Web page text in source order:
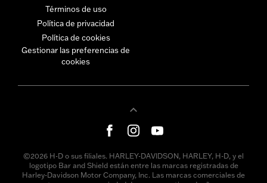
Términos de uso
Política de privacidad
Política de cookies
Gestionar las preferencias de
cookies
©2026 H-D o sus filiales. HARLEY-DAVIDSON, HARLEY, H-D, y el
logotipo Bar and Shield están entre las marcas registradas de
Harley-Davidson Motor Company, Inc. Las marcas comerciales de